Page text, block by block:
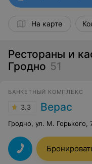
На карте
Рестораны и
Гродно 51
БАНКЕТНЫЙ КОМПЛЕКС
3.3 Верас
Гродно, ул. М. Горького,